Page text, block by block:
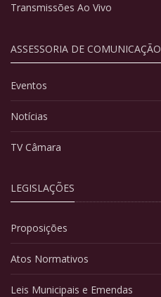
Transmissões Ao Vivo
ASSESSORIA DE COMUNICAÇÃO
Eventos
Notícias
TV Câmara
LEGISLAÇÕES
Proposições
Atos Normativos
Leis Municipais e Emendas